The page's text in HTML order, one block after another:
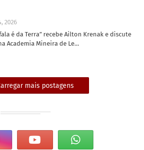
2026
é da Terra” recebe Ailton Krenak e discute
Academia Mineira de Le…
mais postagens